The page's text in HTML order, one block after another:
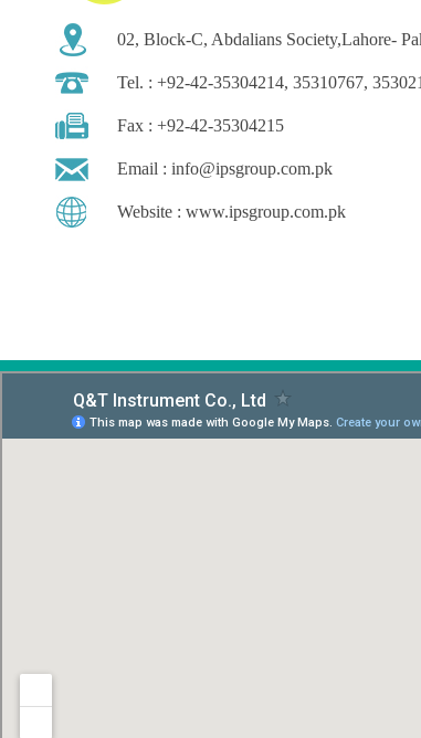
02, Block-C, Abdalians Society,Lahore-
Tel. : +92-42-35304214, 35310767,
Fax : +92-42-35304215
Email :info@ipsgroup.com.pk
Website : www.ipsgroup.com.pk